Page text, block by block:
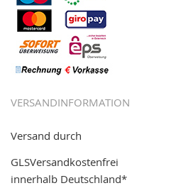
VERSANDINFORMATION
Versand durch
GLSVersandkostenfrei
innerhalb Deutschland*